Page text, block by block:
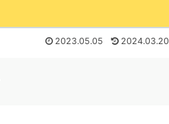
2023.05.05 2024.03.20